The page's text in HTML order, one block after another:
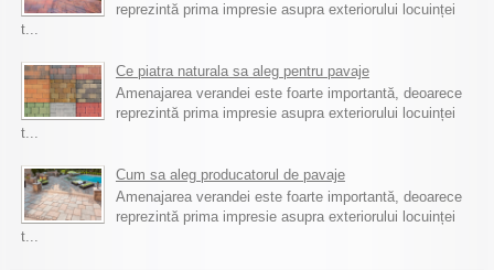
reprezintă prima impresie asupra exteriorului locuinței
t...
Ce piatra naturala sa aleg pentru pavaje
Amenajarea verandei este foarte importantă, deoarece
reprezintă prima impresie asupra exteriorului locuinței
t...
Cum sa aleg producatorul de pavaje
Amenajarea verandei este foarte importantă, deoarece
reprezintă prima impresie asupra exteriorului locuinței
t...